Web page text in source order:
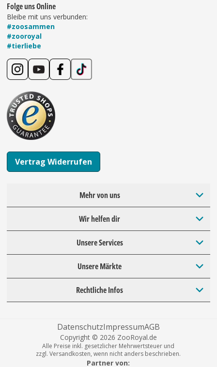
Folge uns Online
Bleibe mit uns verbunden:
#zoosammen
#zooroyal
#tierliebe
Vertrag Widerrufen
Mehr von uns
Wir helfen dir
Unsere Services
Unsere Märkte
Rechtliche Infos
DatenschutzImpressumAGB
Copyright © 2026 ZooRoyal.de
Alle Preise inkl. gesetzlicher Mehrwertsteuer und
zzgl. Versandkosten, wenn nicht anders beschrieben.
Partner von: